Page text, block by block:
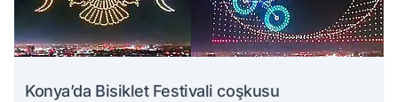
Konya’da Bisiklet Festivali coşkusu